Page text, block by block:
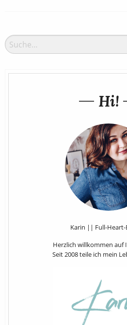
Hi!
Karin || Full-Heart-
Herzlich willkommen auf
Seit 2008 teile ich mein